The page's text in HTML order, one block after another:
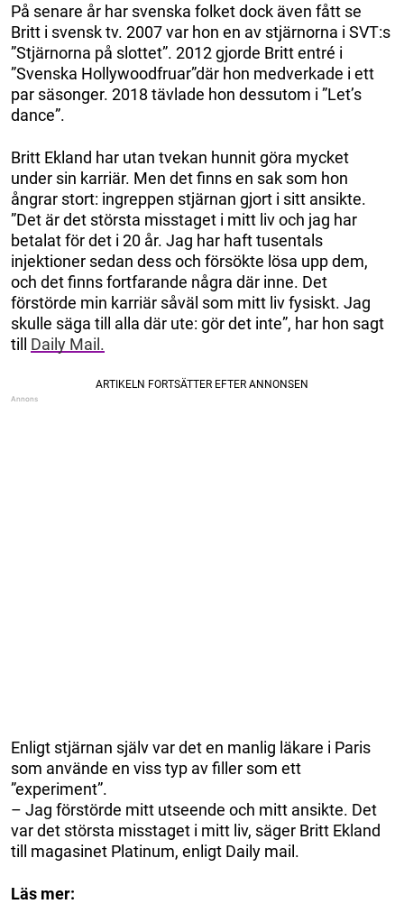
På senare år har svenska folket dock även fått se
Britt i svensk tv. 2007 var hon en av stjärnorna i SVT:s
”Stjärnorna på slottet”. 2012 gjorde Britt entré i
”Svenska Hollywoodfruar”där hon medverkade i ett
par säsonger. 2018 tävlade hon dessutom i ”Let’s
dance”.
Britt Ekland har utan tvekan hunnit göra mycket
under sin karriär. Men det finns en sak som hon
ångrar stort: ingreppen stjärnan gjort i sitt ansikte.
”Det är det största misstaget i mitt liv och jag har
betalat för det i 20 år. Jag har haft tusentals
injektioner sedan dess och försökte lösa upp dem,
och det finns fortfarande några där inne. Det
förstörde min karriär såväl som mitt liv fysiskt. Jag
skulle säga till alla där ute: gör det inte”, har hon sagt
till Daily Mail.
Enligt stjärnan själv var det en manlig läkare i Paris
som använde en viss typ av filler som ett
”experiment”.
– Jag förstörde mitt utseende och mitt ansikte. Det
var det största misstaget i mitt liv, säger Britt Ekland
till magasinet Platinum, enligt Daily mail.
Läs mer: